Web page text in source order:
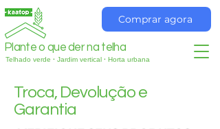
Comprar agora
Plante o que der na telha
Telhado verde · Jardim vertical · Horta urbana
Troca, Devolução e
Garantia